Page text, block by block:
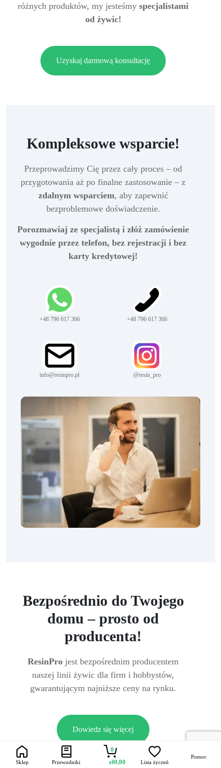
różnych produktów, my jesteśmy specjalistami
od żywic!
Uzyskaj darmową konsultację
Kompleksowe wsparcie!
Przeprowadzimy Cię przez cały proces – od
przygotowania aż po finalne zastosowanie – z
zdalnym wsparciem, aby zapewnić
bezproblemowe doświadczenie.
Porozmawiaj ze specjalistą i złóż zamówienie
wygodnie przez telefon, bez rejestracji i bez
karty kredytowej!
+48 796 617 366 +48 796 617 366
info@resinpro.pl @resin_pro
Bezpośrednio do Twojego
domu – prosto od
producenta!
ResinPro jest bezpośrednim producentem
naszej linii żywic dla firm i hobbystów,
gwarantującym najniższe ceny na rynku.
Dowiedz się więcej
Sklep Przewodniki
0
zł0,00 Lista życzeń
Pomoc